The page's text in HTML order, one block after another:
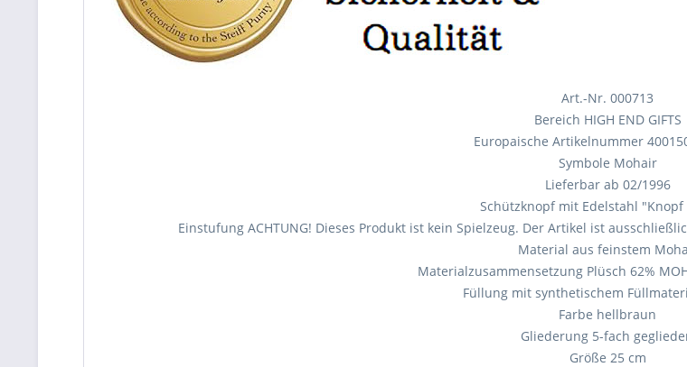
Art.-Nr. 000713
Bereich HIGH END GIFTS
Europaische Artikelnummer
Symbole Mohair
Lieferbar ab 02/1996
Schützknopf mit Edelstahl
Einstufung ACHTUNG! Dieses Produkt ist kein Spielzeug. Der Artikel ist
Material aus feinstem
Materialzusammensetzung Plüsch 62%
Füllung mit synthetischem
Farbe hellbraun
Gliederung 5-fach
Größe 25 cm